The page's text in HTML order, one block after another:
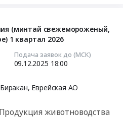
(минтай свежемороженый,
1 квартал 2026
Подача заявок до (МСК)
09.12.2025 18:00
Биракан, Еврейская АО
животноводства